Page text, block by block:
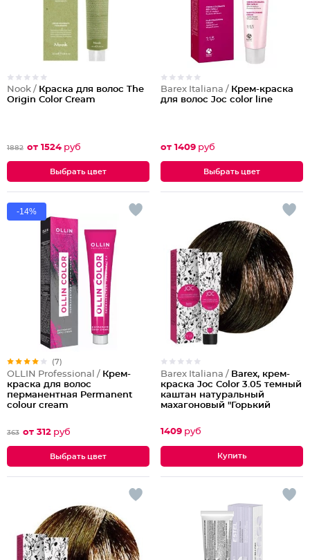
Nook / Краска для волос The
Origin Color Cream
1882 от 1524 руб
Выбрать цвет
Barex Italiana / Крем-краска
для волос Joc color line
от 1409 руб
Выбрать цвет
-14%
(7)
OLLIN Professional / Крем-
краска для волос
перманентная Permanent
colour cream
363 от 312 руб
Выбрать цвет
Barex Italiana / Barex, крем-
краска Joc Color 3.05 темный
каштан натуральный
махагоновый "Горький
1409 руб